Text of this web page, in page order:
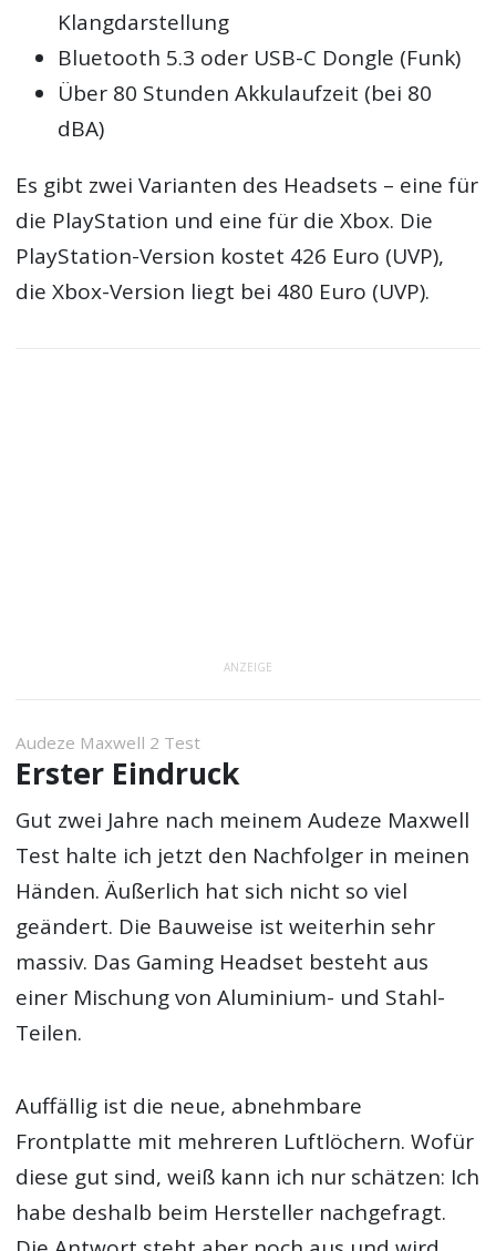
Klangdarstellung
Bluetooth 5.3 oder USB-C Dongle (Funk)
Über 80 Stunden Akkulaufzeit (bei 80
dBA)
Es gibt zwei Varianten des Headsets – eine für
die PlayStation und eine für die Xbox. Die
PlayStation-Version kostet 426 Euro (UVP),
die Xbox-Version liegt bei 480 Euro (UVP).
ANZEIGE
Audeze Maxwell 2 Test
Erster Eindruck
Gut zwei Jahre nach meinem Audeze Maxwell
Test halte ich jetzt den Nachfolger in meinen
Händen. Äußerlich hat sich nicht so viel
geändert. Die Bauweise ist weiterhin sehr
massiv. Das Gaming Headset besteht aus
einer Mischung von Aluminium- und Stahl-
Teilen.
Auffällig ist die neue, abnehmbare
Frontplatte mit mehreren Luftlöchern. Wofür
diese gut sind, weiß kann ich nur schätzen: Ich
habe deshalb beim Hersteller nachgefragt.